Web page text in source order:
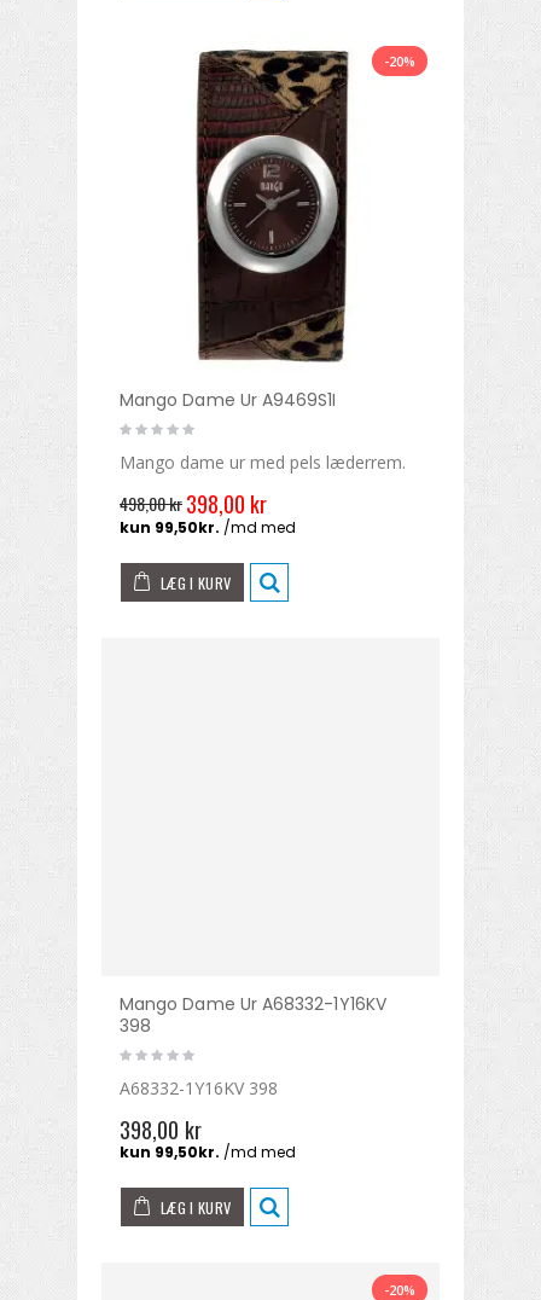
-20%
Mango Dame Ur A9469S1I
Mango dame ur med pels læderrem.
498,00 kr398,00 kr
LÆG I KURV
Mango Dame Ur A68332-1Y16KV
398
A68332-1Y16KV 398
398,00 kr
LÆG I KURV
-20%